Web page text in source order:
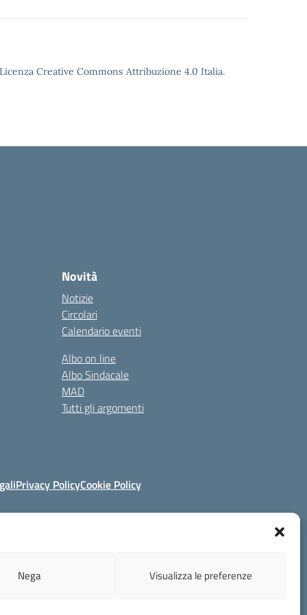
Nega Visualizza le preferenze
Creative Commons Attribuzione 4.0 Italia.
Novità
Notizie
Circolari
Calendario eventi
Albo on line
Albo Sindacale
MAD
Tutti gli argomenti
Privacy PolicyCookie Policy